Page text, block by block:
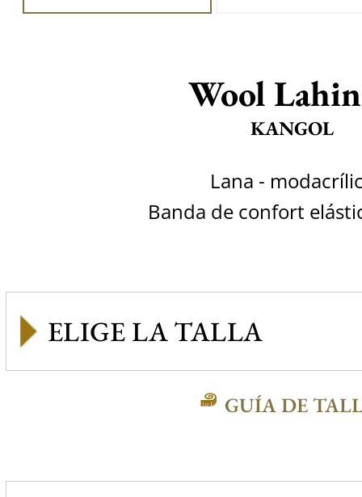
Wool
KANGOL
Lana -
Banda de confort
GUÍA DE